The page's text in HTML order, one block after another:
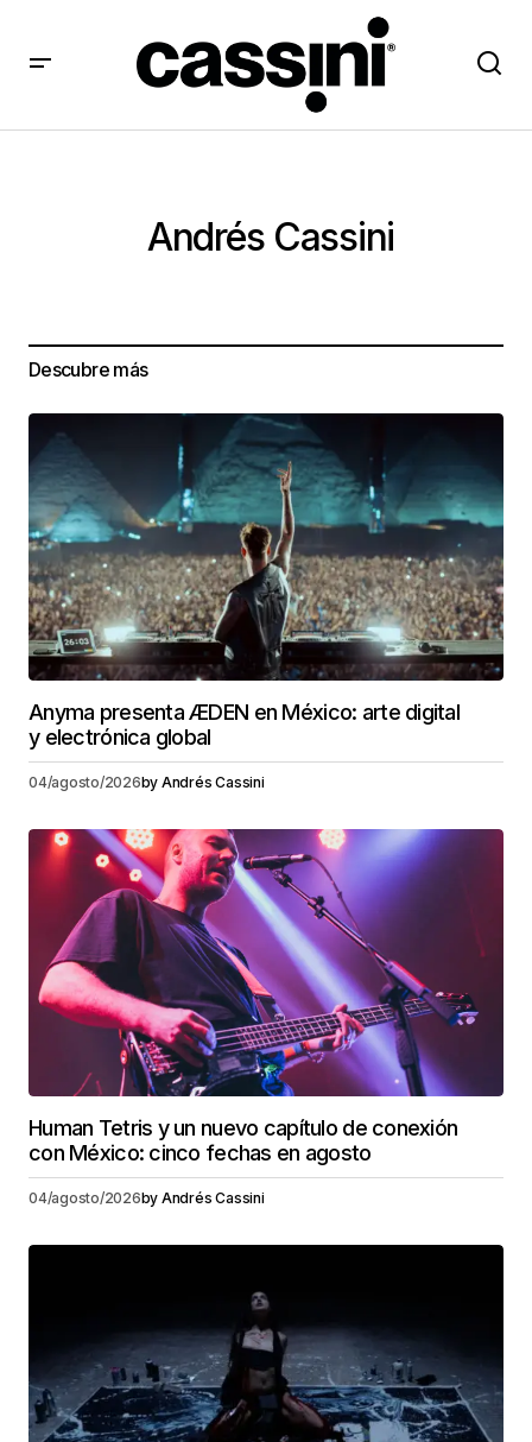
Andrés Cassini
Descubre más
Anyma presenta ÆDEN en México: arte digital
y electrónica global
04/agosto/2026by Andrés Cassini
Human Tetris y un nuevo capítulo de conexión
con México: cinco fechas en agosto
04/agosto/2026by Andrés Cassini